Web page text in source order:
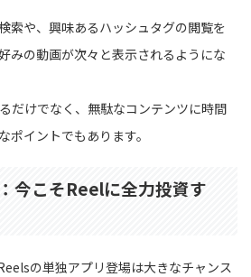
索や、興味あるハッシュタグの閲覧を
みの動画が次々と表示されるようにな
だけでなく、無駄なコンテンツに時間
ポイントでもあります。
今こそReelに全力投資す
の単独アプリ登場は大きなチャンス